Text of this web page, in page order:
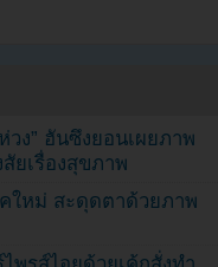
ง” ฮันซึงยอนเผยภาพ
ยเรื่องสุขภาพ
ใหม่ สะดุดตาด้วยภาพ